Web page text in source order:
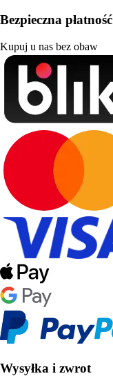
Bezpieczna płatność
Kupuj u nas bez obaw
Wysyłka i zwrot